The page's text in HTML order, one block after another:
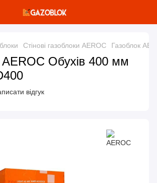
Стінові газоблоки AEROC Газоблок
AEROC Обухів 400 мм
відгук